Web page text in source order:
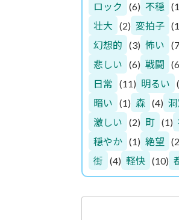
ロック
(6) 不穏
壮大
(2) 変拍子
幻想的
(3) 怖い
悲しい
(6) 戦闘
日常
(11) 明るい
暗い
(1) 森 (4)
激しい
(2) 町 (1)
穏やか (1) 絶望
街
(4) 軽快 (10)